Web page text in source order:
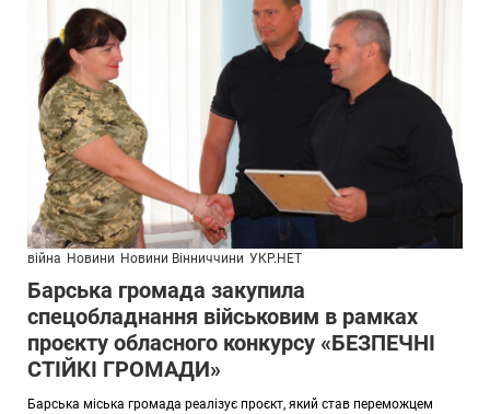
війна Новини Новини Вінниччини УКР.НЕТ
Барська громада закупила
спецобладнання військовим в рамках
проєкту обласного конкурсу «БЕЗПЕЧНІ
СТІЙКІ ГРОМАДИ»
Барська міська громада реалізує проєкт, який став переможцем